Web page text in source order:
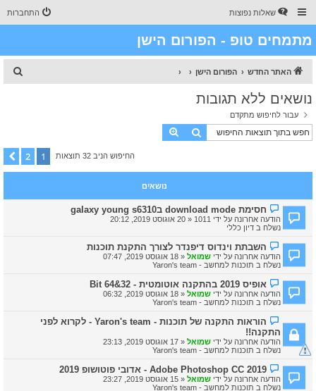
שאלות נפוצות התחברות
מתמחים טופ - הפורום הישן
האתר החדש הפורום הישן
ח
נושאים ללא תגובות
עבור לחיפוש מתקדם
חיפושחיפוש מתקדם
החיפוש הניב 32 תוצאות 1
2 הבא
נושאים
ה
ו
ד
ע
ה
ח
ד
ש
חסימת download mode בgalaxy young s6310
הודעה אחרונה על ידי 1011
«20 אוגוסט 2019, 20:12
נשלח בדיון כללי
ה
ו
ד
ע
ה
ח
ד
ש
השבתת וינדוס דיפנדר לצורך התקנת תוכנות
הודעה אחרונה על ידי שמואל«18 אוגוסט 2019, 07:47
נשלח בתוכנות למחשב - Yaron's team
ה
ו
ד
ע
ה
ח
ד
ש
ה
אופיס 2019 בהתקנה אוטומטית - 32&64 Bit
הודעה אחרונה על ידי שמואל«18 אוגוסט 2019, 06:32
נשלח בתוכנות למחשב - Yaron's team
ה
ו
ד
ע
ה
ד
ש
ה
הוראות התקנה של תוכנות - Yaron's team - לקרוא לפני
התקנה!!
הודעה אחרונה על ידי שמואל«17 אוגוסט 2019, 23:13
נשלח בתוכנות למחשב - Yaron's team
ה
ו
ד
Adobe Photoshop CC 2019 - אדובי פוטושופ 2019
הודעה אחרונה על ידי שמואל«15 אוגוסט 2019, 23:27
נשלח בתוכנות למחשב - Yaron's team